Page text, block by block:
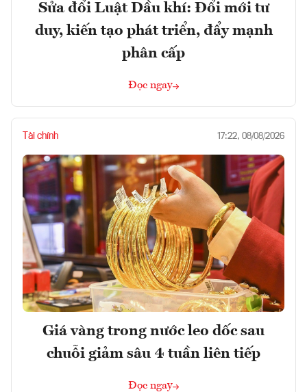
Sửa đổi Luật Dầu khí: Đổi mới tư
duy, kiến tạo phát triển, đẩy mạnh
phân cấp
Đọc ngay
Tài chính 17:22, 08/08/2026
Giá vàng trong nước leo dốc sau
chuỗi giảm sâu 4 tuần liên tiếp
Đọc ngay